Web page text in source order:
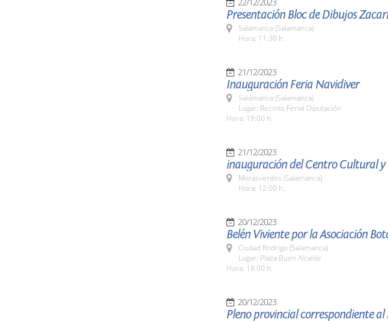
Presentación Bloc de Dibujos
Salamanca (Salamanca)
Hora: 11:30 h.
21/12/2023
Inauguración Feria Navidiver
Salamanca (Salamanca)
Lugar: Recinto Ferial Diputación
Hora: 18:00 h.
21/12/2023
inauguración del Centro Cultural y
Morasverdes (Salamanca)
Hora: 12:00 h.
20/12/2023
Belén Viviente por la Asociación
Ciudad Rodrigo (Salamanca)
Lugar: Plaza Buen Alcalde
Hora: 18:00 h.
20/12/2023
Pleno provincial correspondiente